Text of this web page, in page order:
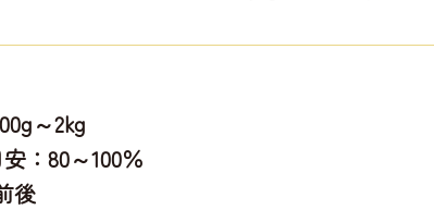
～2kg
：80～100％
後